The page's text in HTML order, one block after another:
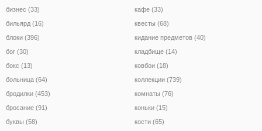
бизнес (33)
бильярд (16)
блоки (396)
бог (30)
бокс (13)
больница (64)
бродилки (453)
бросание (91)
буквы (58)
кафе (33)
квесты (68)
кидание предметов (40)
кладбище (14)
ковбои (18)
коллекции (739)
комнаты (76)
коньки (15)
кости (65)